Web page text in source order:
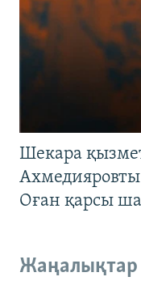
Шекара
Оған қарсы
Жаңалықтар